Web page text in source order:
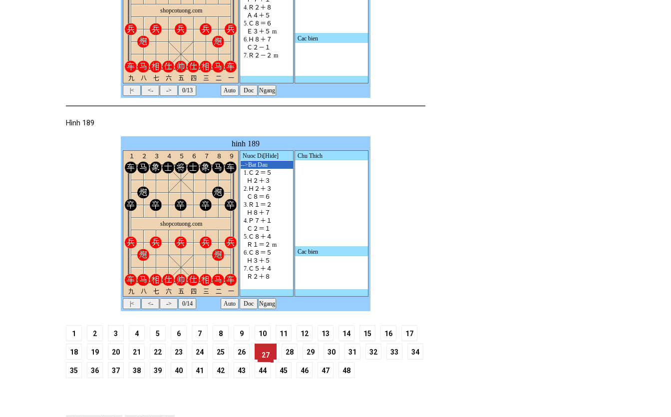
Hình 189
1 2 3 4 5 6 7 8 9 10 11 12 13 14 15 16 17
18 19 20 21 22 23 24 25 26 27 28 29 30 31 32 33 34
35 36 37 38 39 40 41 42 43 44 45 46 47 48